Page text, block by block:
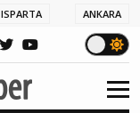
ISPARTA ANKARA